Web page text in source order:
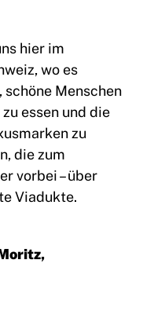
hier im
wo es
Menschen
essen und die
zu
die zum
vorbei – über
Viadukte.